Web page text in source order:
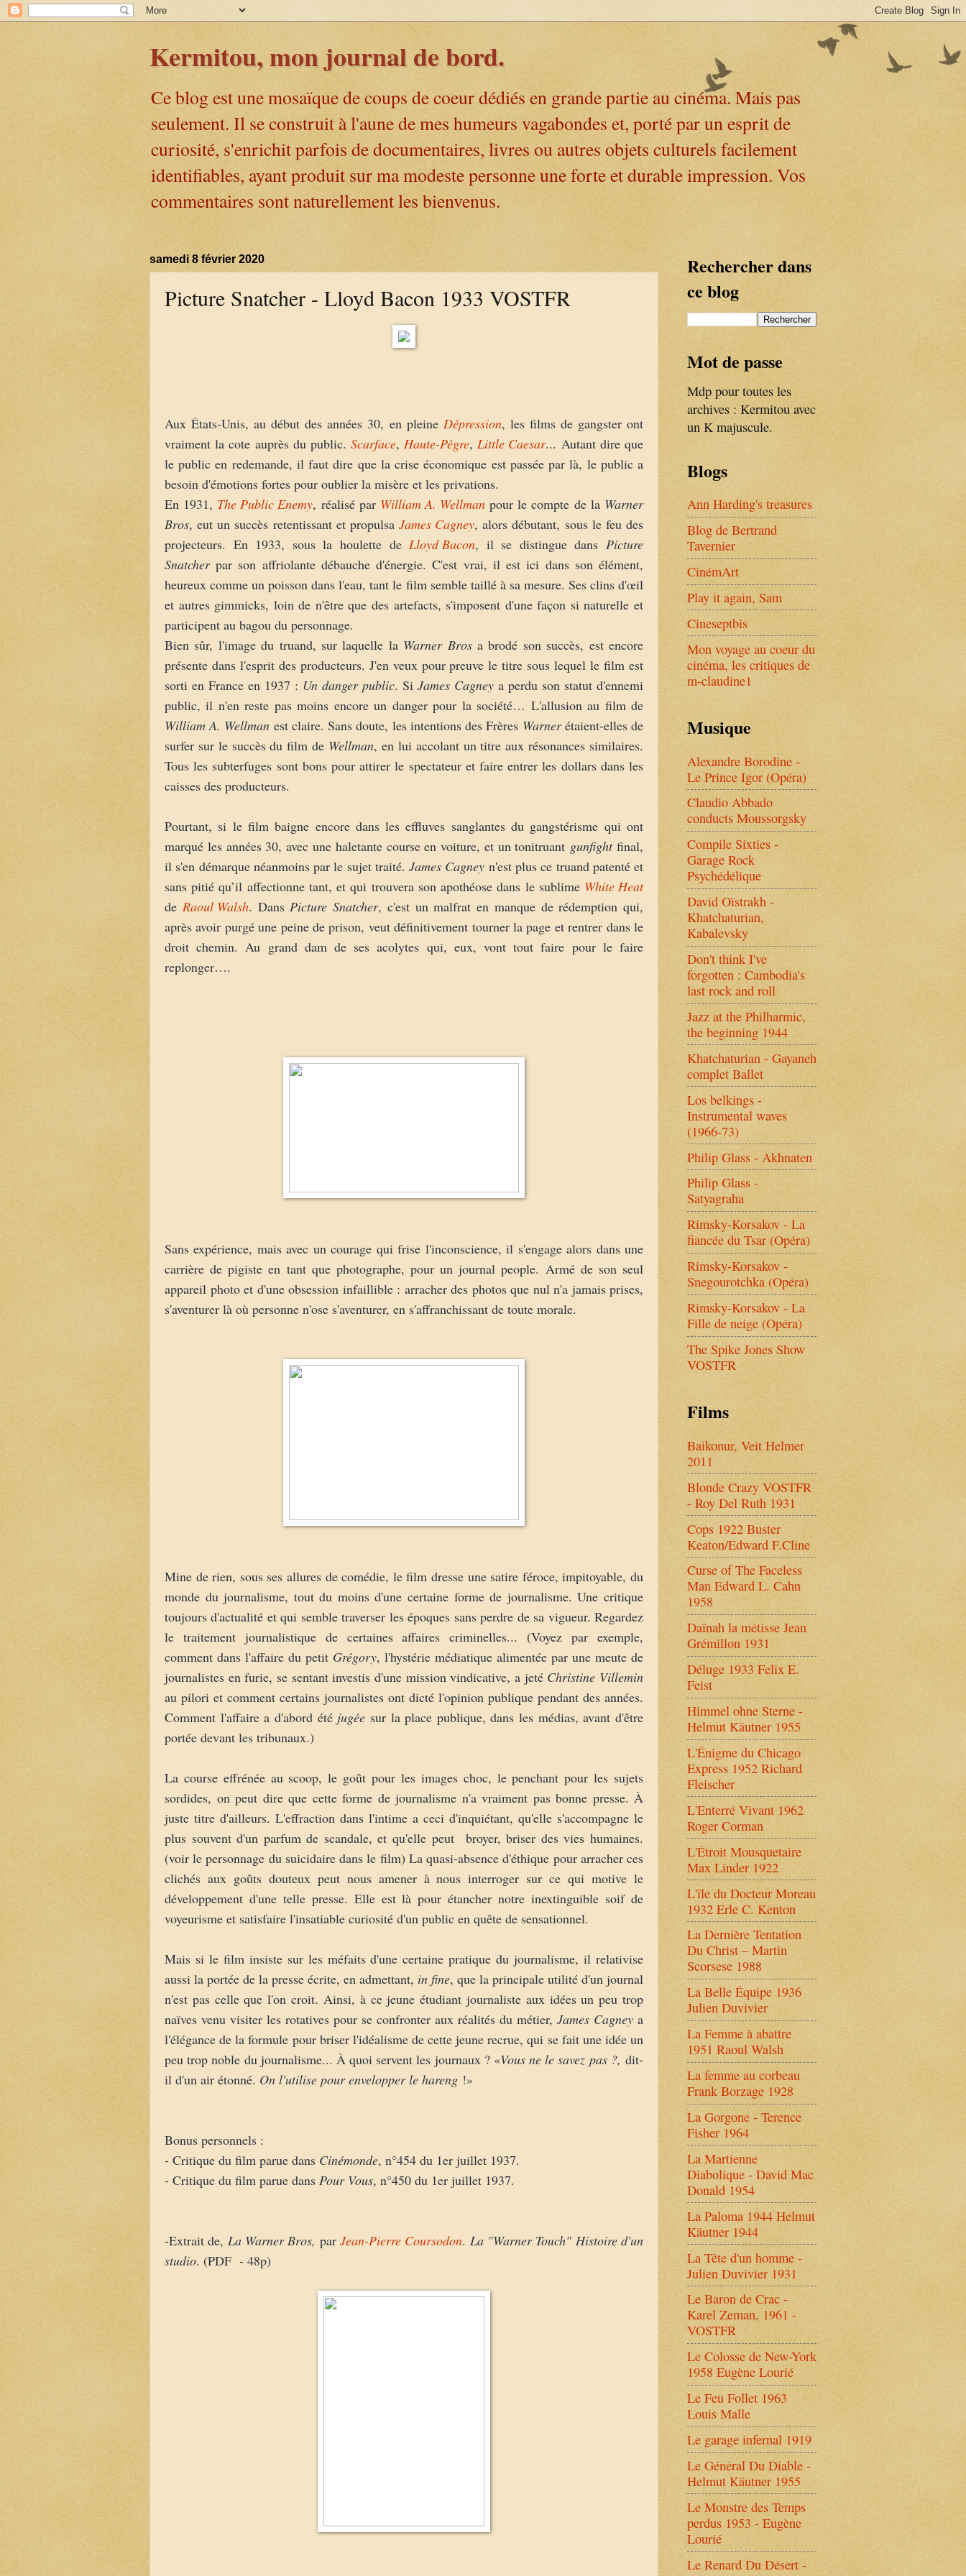
Kermitou, mon journal de bord.
Ce blog est une mosaïque de coups de coeur dédiés en grande partie au cinéma. Mais pas
seulement. Il se construit à l'aune de mes humeurs vagabondes et, porté par un esprit de
curiosité, s'enrichit parfois de documentaires, livres ou autres objets culturels facilement
identifiables, ayant produit sur ma modeste personne une forte et durable impression. Vos
commentaires sont naturellement les bienvenus.
samedi 8 février 2020
Picture Snatcher - Lloyd Bacon 1933 VOSTFR
Aux États-Unis, au début des années 30, en pleine Dépression, les films de gangster ont
vraiment la cote auprès du public.Scarface,Haute-Pègre,Little Caesar... Autant dire que
le public en redemande, il faut dire que la crise économique est passée par là, le public a
besoin d'émotions fortes pour oublier la misère et les privations.
En 1931, The Public Enemy, réalisé par William A. Wellman pour le compte de la Warner
Bros, eut un succès retentissant et propulsaJames Cagney, alors débutant, sous le feu des
projecteurs. En 1933, sous la houlette deLloyd Bacon, il se distingue dansPicture
Snatcher par son affriolante débauche d'énergie. C'est vrai, il est ici dans son élément,
heureux comme un poisson dans l'eau, tant le film semble taillé à sa mesure. Ses clins d'œil
et autres gimmicks, loin de n'être que des artefacts, s'imposent d'une façon si naturelle et
participent au bagou du personnage.
Bien sûr, l'image du truand, sur laquelle la Warner Bros a brodé son succès, est encore
présente dans l'esprit des producteurs. J'en veux pour preuve le titre sous lequel le film est
sorti en France en 1937 : Un danger public. Si James Cagney a perdu son statut d'ennemi
public, il n'en reste pas moins encore un danger pour la société… L'allusion au film de
William A. Wellman est claire. Sans doute, les intentions des Frères Warner étaient-elles de
surfer sur le succès du film de Wellman, en lui accolant un titre aux résonances similaires.
Tous les subterfuges sont bons pour attirer le spectateur et faire entrer les dollars dans les
caisses des producteurs.
Pourtant, si le film baigne encore dans les effluves sanglantes du gangstérisme qui ont
marqué les années 30, avec une haletante course en voiture, et un tonitruant gunfight final,
il s'en démarque néanmoins par le sujet traité. James Cagney n'est plus ce truand patenté et
sans pitié qu’il affectionne tant, et qui trouvera son apothéose dans le sublime White Heat
de Raoul Walsh. DansPicture Snatcher, c'est un malfrat en manque de rédemption qui,
après avoir purgé une peine de prison, veut définitivement tourner la page et rentrer dans le
droit chemin. Au grand dam de ses acolytes qui, eux, vont tout faire pour le faire
replonger….
Sans expérience, mais avec un courage qui frise l'inconscience, il s'engage alors dans une
carrière de pigiste en tant que photographe, pour un journal people. Armé de son seul
appareil photo et d'une obsession infaillible : arracher des photos que nul n'a jamais prises,
s'aventurer là où personne n'ose s'aventurer, en s'affranchissant de toute morale.
Mine de rien, sous ses allures de comédie, le film dresse une satire féroce, impitoyable, du
monde du journalisme, tout du moins d'une certaine forme de journalisme. Une critique
toujours d'actualité et qui semble traverser les époques sans perdre de sa vigueur. Regardez
le traitement journalistique de certaines affaires criminelles... (Voyez par exemple,
comment dans l'affaire du petit Grégory, l'hystérie médiatique alimentée par une meute de
journalistes en furie, se sentant investis d'une mission vindicative, a jeté Christine Villemin
au pilori et comment certains journalistes ont dicté l'opinion publique pendant des années.
Comment l'affaire a d'abord été jugée sur la place publique, dans les médias, avant d'être
portée devant les tribunaux.)
La course effrénée au scoop, le goût pour les images choc, le penchant pour les sujets
sordides, on peut dire que cette forme de journalisme n'a vraiment pas bonne presse. À
juste titre d'ailleurs. L'effraction dans l'intime a ceci d'inquiétant, qu'elle s'accompagne le
plus souvent d'un parfum de scandale, et qu'elle peut broyer, briser des vies humaines.
(voir le personnage du suicidaire dans le film) La quasi-absence d'éthique pour arracher ces
clichés aux goûts douteux peut nous amener à nous interroger sur ce qui motive le
développement d'une telle presse. Elle est là pour étancher notre inextinguible soif de
voyeurisme et satisfaire l'insatiable curiosité d'un public en quête de sensationnel.
Mais si le film insiste sur les méfaits d'une certaine pratique du journalisme, il relativise
aussi la portée de la presse écrite, en admettant, in fine, que la principale utilité d'un journal
n'est pas celle que l'on croit. Ainsi, à ce jeune étudiant journaliste aux idées un peu trop
naïves venu visiter les rotatives pour se confronter aux réalités du métier, James Cagney a
l'élégance de la formule pour briser l'idéalisme de cette jeune recrue, qui se fait une idée un
peu trop noble du journalisme... À quoi servent les journaux ? «Vous ne le savez pas ?,dit-
il d'un air étonné. On l'utilise pour envelopper le hareng !»
Bonus personnels :
- Critique du film parue dans Cinémonde, n°454 du 1er juillet 1937.
- Critique du film parue dans Pour Vous, n°450 du 1er juillet 1937.
-Extrait de, La Warner Bros, par Jean-Pierre Coursodon. La "Warner Touch" Histoire d'un
studio. (PDF - 48p)
Rechercher dans
ce blog
Mot de passe
Mdp pour toutes les
archives : Kermitou avec
un K majuscule.
Blogs
Ann Harding's treasures
Blog de Bertrand
Tavernier
CinémArt
Play it again, Sam
Cineseptbis
Mon voyage au coeur du
cinéma, les critiques de
m-claudine1
Musique
Alexandre Borodine -
Le Prince Igor (Opéra)
Claudio Abbado
conducts Moussorgsky
Compile Sixties -
Garage Rock
Psychédélique
David Oïstrakh -
Khatchaturian,
Kabalevsky
Don't think I've
forgotten : Cambodia's
last rock and roll
Jazz at the Philharmic,
the beginning 1944
Khatchaturian - Gayaneh
complet Ballet
Los belkings -
Instrumental waves
(1966-73)
Philip Glass - Akhnaten
Philip Glass -
Satyagraha
Rimsky-Korsakov - La
fiancée du Tsar (Opéra)
Rimsky-Korsakov -
Snegourotchka (Opéra)
Rimsky-Korsakov - La
Fille de neige (Opéra)
The Spike Jones Show
VOSTFR
Films
Baikonur, Veit Helmer
2011
Blonde Crazy VOSTFR
- Roy Del Ruth 1931
Cops 1922 Buster
Keaton/Edward F.Cline
Curse of The Faceless
Man Edward L. Cahn
1958
Daïnah la métisse Jean
Grémillon 1931
Déluge 1933 Felix E.
Feist
Himmel ohne Sterne -
Helmut Käutner 1955
L'Énigme du Chicago
Express 1952 Richard
Fleischer
L'Enterré Vivant 1962
Roger Corman
L'Étroit Mousquetaire
Max Linder 1922
L'île du Docteur Moreau
1932 Erle C. Kenton
La Dernière Tentation
Du Christ – Martin
Scorsese 1988
La Belle Équipe 1936
Julien Duvivier
La Femme à abattre
1951 Raoul Walsh
La femme au corbeau
Frank Borzage 1928
La Gorgone - Terence
Fisher 1964
La Martienne
Diabolique - David Mac
Donald 1954
La Paloma 1944 Helmut
Käutner 1944
La Tête d'un homme -
Julien Duvivier 1931
Le Baron de Crac -
Karel Zeman, 1961 -
VOSTFR
Le Colosse de New-York
1958 Eugène Lourié
Le Feu Follet 1963
Louis Malle
Le garage infernal 1919
Le Général Du Diable -
Helmut Käutner 1955
Le Monstre des Temps
perdus 1953 - Eugène
Lourié
Le Renard Du Désert -